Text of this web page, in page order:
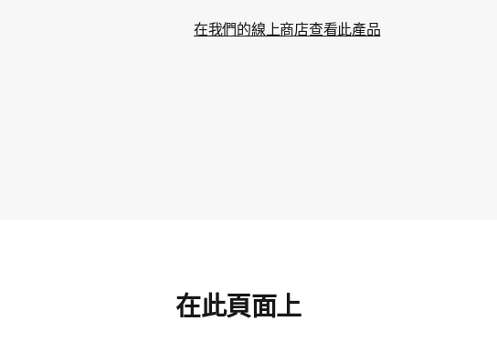
在我們的線上商店查看此產品
在此頁面上